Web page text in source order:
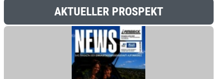
AKTUELLER PROSPEKT